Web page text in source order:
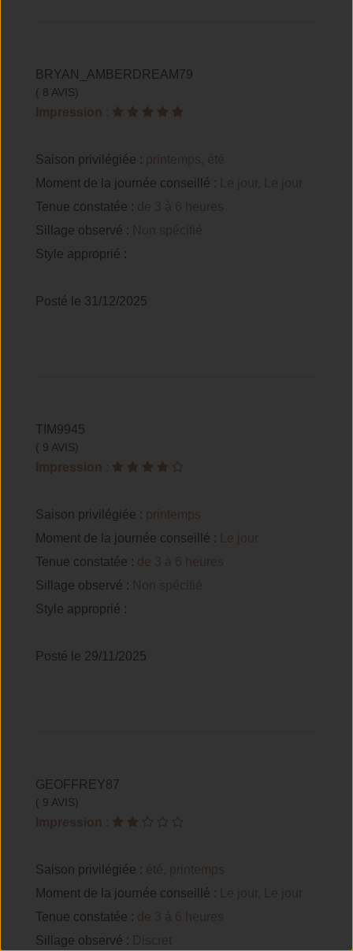
BRYAN_AMBERDREAM79
( 8 AVIS)
Impression :
Saison privilégiée : printemps, été
Moment de la journée conseillé :
Le jour, Le jour
Tenue constatée : de 3 à 6 heures
Sillage observé : Non spécifié
Style approprié :
Posté le 31/12/2025
TIM9945
( 9 AVIS)
Impression :
Saison privilégiée : printemps
Moment de la journée conseillé :
Le jour
Tenue constatée : de 3 à 6 heures
Sillage observé : Non spécifié
Style approprié :
Posté le 29/11/2025
GEOFFREY87
( 9 AVIS)
Impression :
Saison privilégiée : été, printemps
Moment de la journée conseillé :
Le jour, Le jour
Tenue constatée : de 3 à 6 heures
Sillage observé : Discret